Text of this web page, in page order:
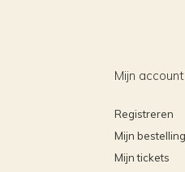
Mijn account
Registreren
Mijn
Mijn tickets